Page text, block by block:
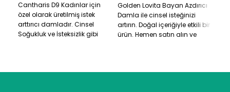
Cantharis D9 Kadınlar için
özel olarak üretilmiş istek
arttırıcı damladır. Cinsel
Soğukluk ve İsteksizlik gibi
arasında damlatılarak
Golden Lovita Bayan Azdırıcı
Damla ile cinsel isteğinizi
artırın. Doğal içeriğiyle etkili bir
ürün. Hemen satın alın ve